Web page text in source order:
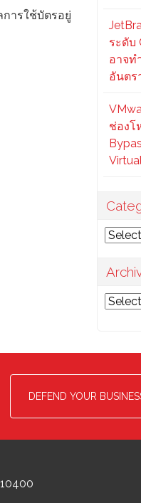
การใช้บัตรอยู่
ระดับ
อาจท
อันตร
ช่องโ
Archives
DEFEND YOUR
10400